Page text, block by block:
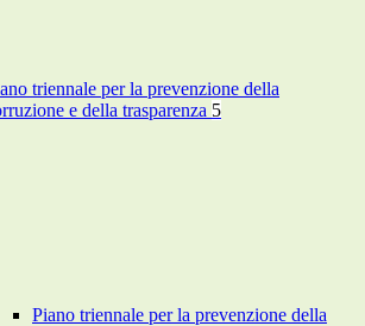
triennale per la prevenzione della
e della trasparenza 5
Piano triennale per la prevenzione della